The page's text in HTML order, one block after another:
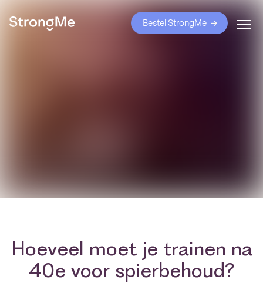
Bestel StrongMe
Hoeveel moet je trainen na
40e voor spierbehoud?